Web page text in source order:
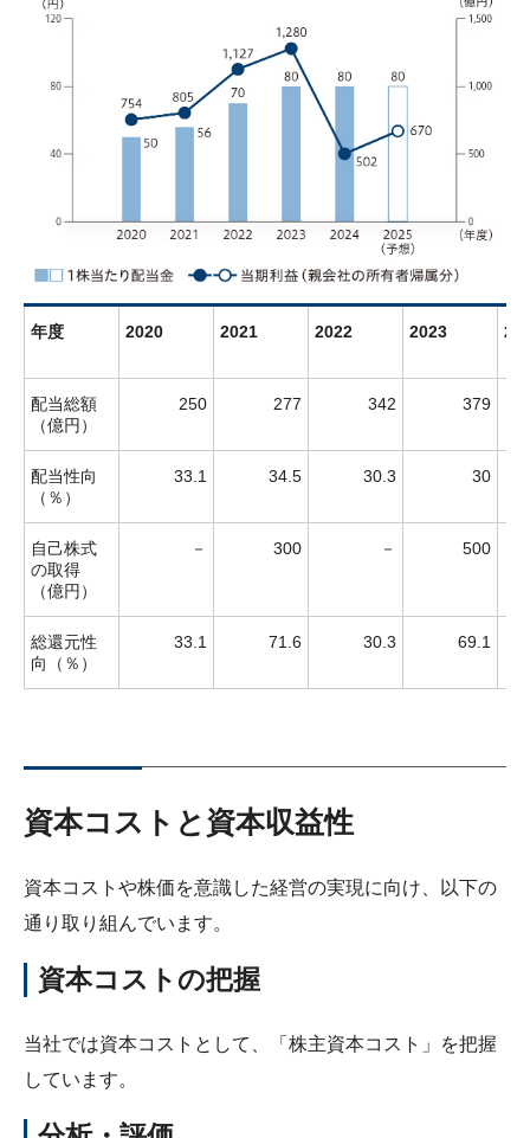
年度 2020 2021 2022 2023
配当総額
（億円）
250 277 342 379
配当性向
（％）
33.1 34.5 30.3 30
自己株式
の取得
（億円）
－ 300 － 500
総還元性
向（％）
33.1 71.6 30.3 69.1
資本コストと資本収益性
資本コストや株価を意識した経営の実現に向け、以下の
通り取り組んでいます。
資本コストの把握
当社では資本コストとして、「株主資本コスト」を把握
しています。